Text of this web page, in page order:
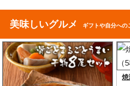
美味しいグルメ ギフトや自分への
焼